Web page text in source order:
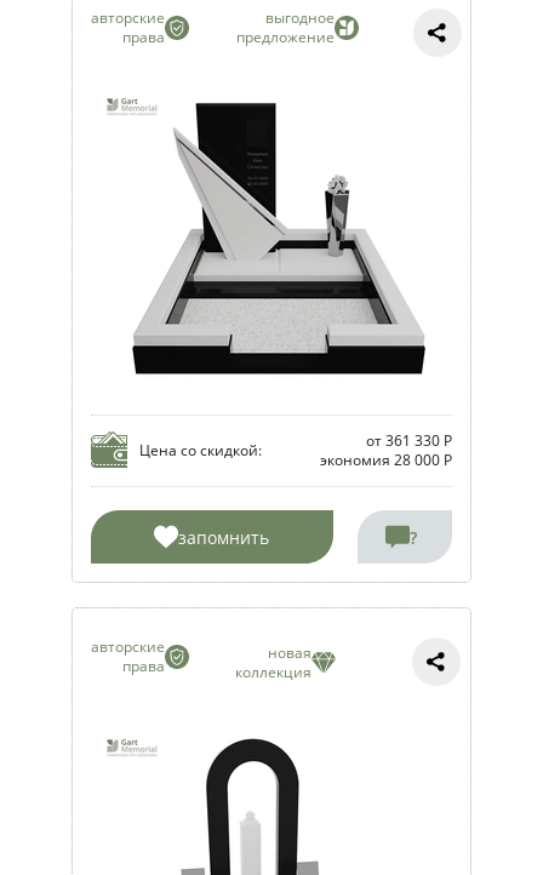
авторские
права
выгодное
предложение
Цена со скидкой:
от 361 330 Р
экономия 28 000 Р
запомнить ?
авторские
права
новая
коллекция